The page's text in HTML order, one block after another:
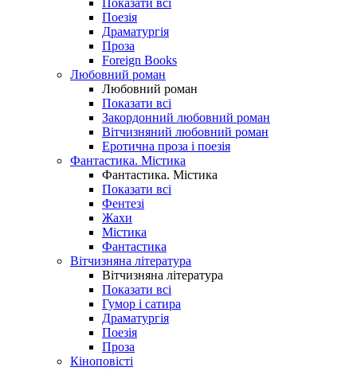
Показати всі
Поезія
Драматургія
Проза
Foreign Books
Любовний роман
Любовний роман
Показати всі
Закордонний любовний роман
Вітчизняний любовний роман
Еротична проза і поезія
Фантастика. Містика
Фантастика. Містика
Показати всі
Фентезі
Жахи
Містика
Фантастика
Вітчизняна література
Вітчизняна література
Показати всі
Гумор і сатира
Драматургія
Поезія
Проза
Кіноповісті